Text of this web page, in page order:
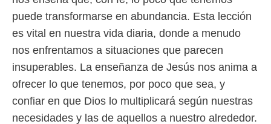
puede transformarse en abundancia. Esta lección
es vital en nuestra vida diaria, donde a menudo
nos enfrentamos a situaciones que parecen
insuperables. La enseñanza de Jesús nos anima a
ofrecer lo que tenemos, por poco que sea, y
confiar en que Dios lo multiplicará según nuestras
necesidades y las de aquellos a nuestro alrededor.